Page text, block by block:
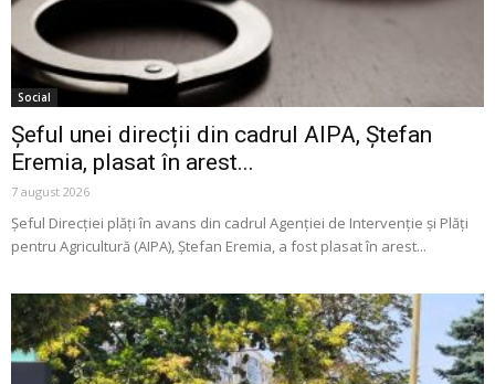
Social
Șeful unei direcții din cadrul AIPA, Ștefan
Eremia, plasat în arest...
7 august 2026
Șeful Direcției plăți în avans din cadrul Agenției de Intervenție și Plăți
pentru Agricultură (AIPA), Ștefan Eremia, a fost plasat în arest...